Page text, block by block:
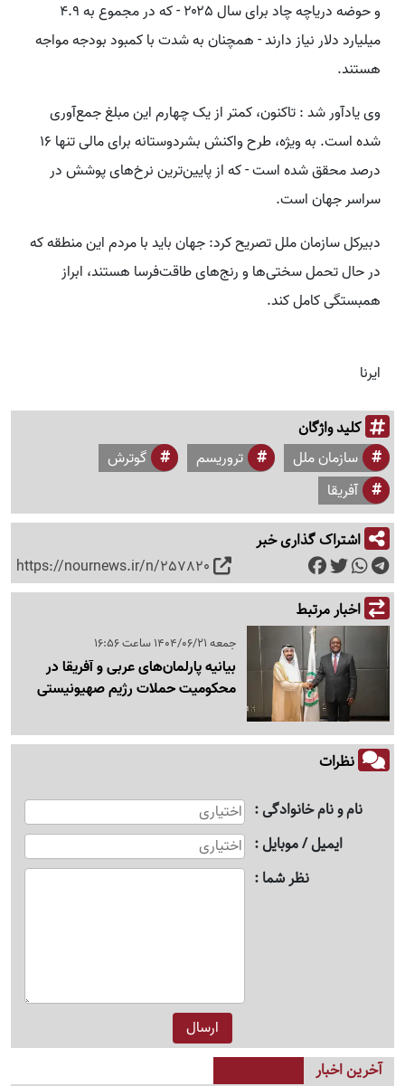
و حوضه دریاچه چاد برای سال ۲۰۲۵ - که در مجموع به ۴.۹
میلیارد دلار نیاز دارند - همچنان به شدت با کمبود بودجه مواجه
هستند.
وی یادآور شد : تاکنون، کمتر از یک چهارم این مبلغ جمع‌آوری
شده است. به ویژه، طرح واکنش بشردوستانه برای مالی تنها ۱۶
درصد محقق شده است - که از پایین‌ترین نرخ‌های پوشش در
سراسر جهان است.
دبیرکل سازمان ملل تصریح کرد: جهان باید با مردم این منطقه که
در حال تحمل سختی‌ها و رنج‌های طاقت‌فرسا هستند، ابراز
همبستگی کامل کند.
ایرنا
کلید واژگان
سازمان ملل تروریسم
گوترش
آفریقا
اشتراک گذاری خبر
https://nournews.ir/n/257820
اخبار مرتبط
جمعه 1404/06/21 ساعت 16:56
بیانیه‌ پارلمان‌های عربی و آفریقا در
محکومیت حملات رژیم صهیونیستی
نظرات
نام و نام خانوادگی
ایمیل / موبایل
نظر شما
آخرین اخبار